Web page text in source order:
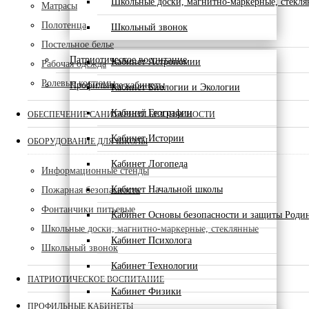
Школьный звонок
Патриотическое воспитание
Профильные кабинеты
Кабинет Астрономии
Кабинет Биологии и Экологии
Кабинет Географии
Кабинет Истории
Кабинет Логопеда
Кабинет Начальной школы
Кабинет Основы безопасности и защиты
Кабинет Психолога
Кабинет Технологии
Кабинет Физики
Матрасы
Полотенца
Постельное белье
Рабочая одежда
Ролевые костюмы
ОБЕСПЕЧЕНИЕ САНИТАРНОЙ БЕЗОПАСНОСТИ
ОБОРУДОВАНИЕ ДЛЯ ШКОЛЫ
Информационные стенды
Пожарная безопасность
Фонтанчики питьевые
Школьные доски, магнитно-маркерные, стеклянные
Школьный звонок
ПАТРИОТИЧЕСКОЕ ВОСПИТАНИЕ
ПРОФИЛЬНЫЕ КАБИНЕТЫ